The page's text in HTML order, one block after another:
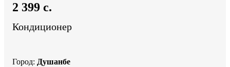
2 399 c.
Кондиционер
Город: Душанбе